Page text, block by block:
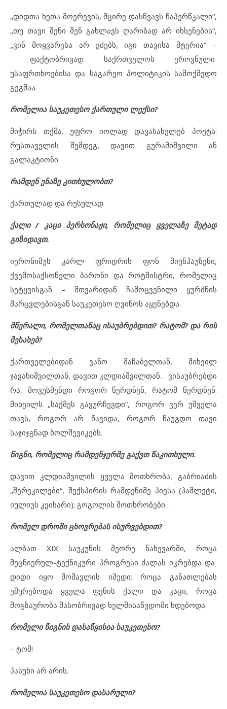
„დიდთა ხეთა მოერევის, მცირე დასწვავს ნაპერწკალი“,
„თუ თავი შენი შენ გახლავს ღარიბად არ იხსენების“,
„ვინ მოყვარესა არ ეძებს, იგი თავისა მტერია“ –
ფაქტობრივად საქრთველოს ეროვნული
უსაფრთხოებისა და საგარეო პოლიტიკის სამოქმედო
გეგმაა.
რომელია საუკეთესო ქართული ლექსი?
მიჭირს თქმა. უფრო იოლად დავასახელებ პოეტს:
რუსთაველის შემდეგ, დავით გურამიშვილი ან
გალაკტიონი.
რამდენ ენაზე კითხულობთ?
ქართულად და რუსულად
ქალი / კაცი პერსონაჟი, რომელიც ყველაზე მეტად
გიზიდავთ.
იერონიმუს კარლ ფრიდრიხ ფონ მიუნჰაუზენი,
ქვემოსაქსონელი ბარონი და როტმისტრი, რომელიც
სეტყვისგან – მთვარიდან ჩამოცვენილი ყურძნის
მარცვლებისგან საუკეთესო ღვინოს აყენებდა.
მწერალი, რომელთანაც ისაუბრებდით? რატომ? და რის
შესახებ?
ქართველებიდან ვანო მაჩაბელთან, მიხეილ
ჯავახიშვილთან, დავით კლდიაშვილთან… ვისაუბრებდი
რა, მოვუსმენდი როგორ წერდნენ, რატომ წერდნენ.
მიხეილს „საქმეს გავურჩევდი“, როგორ ვერ უშველა
თავს, როგორ არ წავიდა, როგორ ჩაუგდო თავი
საჯიჯგნად ბოლშევიკებს.
წიგნი, რომელიც რამდენჯერმე გაქვთ წაკითხული.
დავით კლდიაშვილის ყველა მოთხრობა, გაბრიაძის
„შერეკილები“, შექსპირის რამდენიმე პიესა (ჰამლეტი,
იულიუს კეისარი); გოგოლის მოთხრობები…
რომელ დროში ცხოვრებას ისურვებდით?
ალბათ XIX საუკუნის მეორე ნახევარში, როცა
მეცნიერულ-ტექნიკური პროგრესი ძალას იკრებდა და
დიდი იყო მომავლის იმედი; როცა განათლებას
ეშურებოდა ყველა ფენის ქალი და კაცი, როცა
მოგზაურობა მასობრივად ხელმისაწვდომი ხდებოდა.
რომელი წიგნის დასაწყისია საუკეთესო?
– ტომ!
პასუხი არ არის.
რომელია საუკეთესო დასარული?